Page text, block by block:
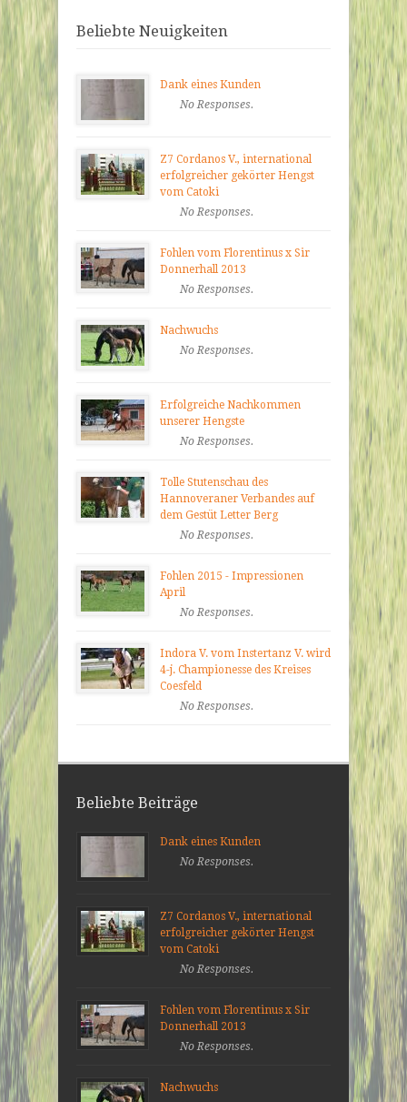
Beliebte Neuigkeiten
Dank eines Kunden
No Responses.
Z7 Cordanos V., international
erfolgreicher gekörter Hengst
vom Catoki
No Responses.
Fohlen vom Florentinus x Sir
Donnerhall 2013
No Responses.
Nachwuchs
No Responses.
Erfolgreiche Nachkommen
unserer Hengste
No Responses.
Tolle Stutenschau des
Hannoveraner Verbandes auf
dem Gestüt Letter Berg
No Responses.
Fohlen 2015 - Impressionen
April
No Responses.
Indora V. vom Instertanz V. wird
4-j. Championesse des Kreises
Coesfeld
No Responses.
Beliebte Beiträge
Dank eines Kunden
No Responses.
Z7 Cordanos V., international
erfolgreicher gekörter Hengst
vom Catoki
No Responses.
Fohlen vom Florentinus x Sir
Donnerhall 2013
No Responses.
Nachwuchs